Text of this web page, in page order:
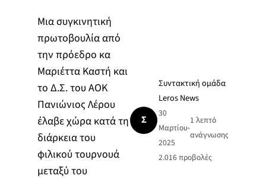
Μια συγκινητική
πρωτοβουλία από
την πρόεδρο κα
Μαριέττα Καστή και
το Δ.Σ. του ΑΟΚ
Πανιώνιος Λέρου
έλαβε χώρα κατά τη
διάρκεια του
φιλικού τουρνουά
μεταξύ του
Σ
Συντακτική ομάδα
Leros News
30
Μαρτίου
2025
•
1 λεπτό
ανάγνωσης
2.016προβολές